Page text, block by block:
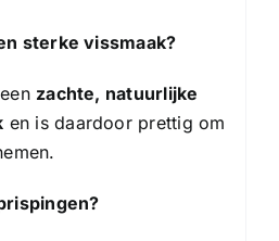
sterke vissmaak?
zachte, natuurlijke
en is daardoor prettig om